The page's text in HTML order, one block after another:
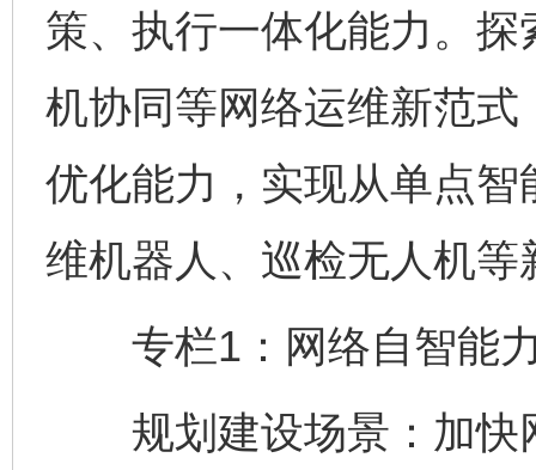
策、执行一体化能力。
机协同等网络运维新范
优化能力，实现从单点
维机器人、巡检无人机
专栏1：网络自智能
规划建设场景：加快